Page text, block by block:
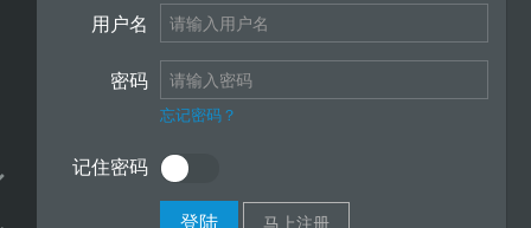
用户名
密码
忘记密码？
记住密码